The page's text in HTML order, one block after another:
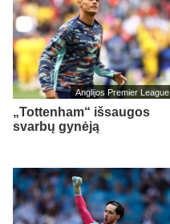
Anglijos Premier League
„Tottenham“ išsaugos
svarbų gynėją